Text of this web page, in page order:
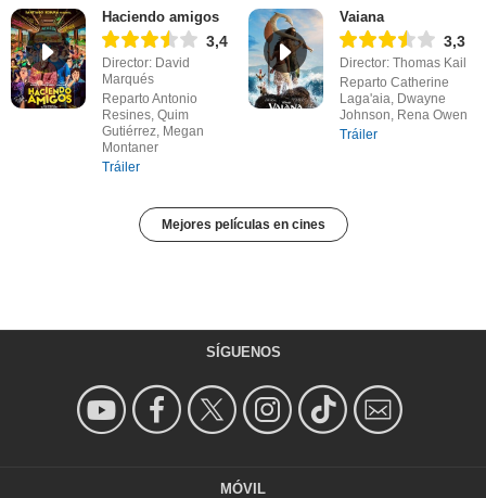
Haciendo amigos
3,4
Director: David
Marqués
Reparto Antonio
Resines, Quim
Gutiérrez, Megan
Montaner
Tráiler
Vaiana
3,3
Director: Thomas Kail
Reparto Catherine
Laga'aia, Dwayne
Johnson, Rena Owen
Tráiler
Mejores películas en cines
SÍGUENOS
MÓVIL